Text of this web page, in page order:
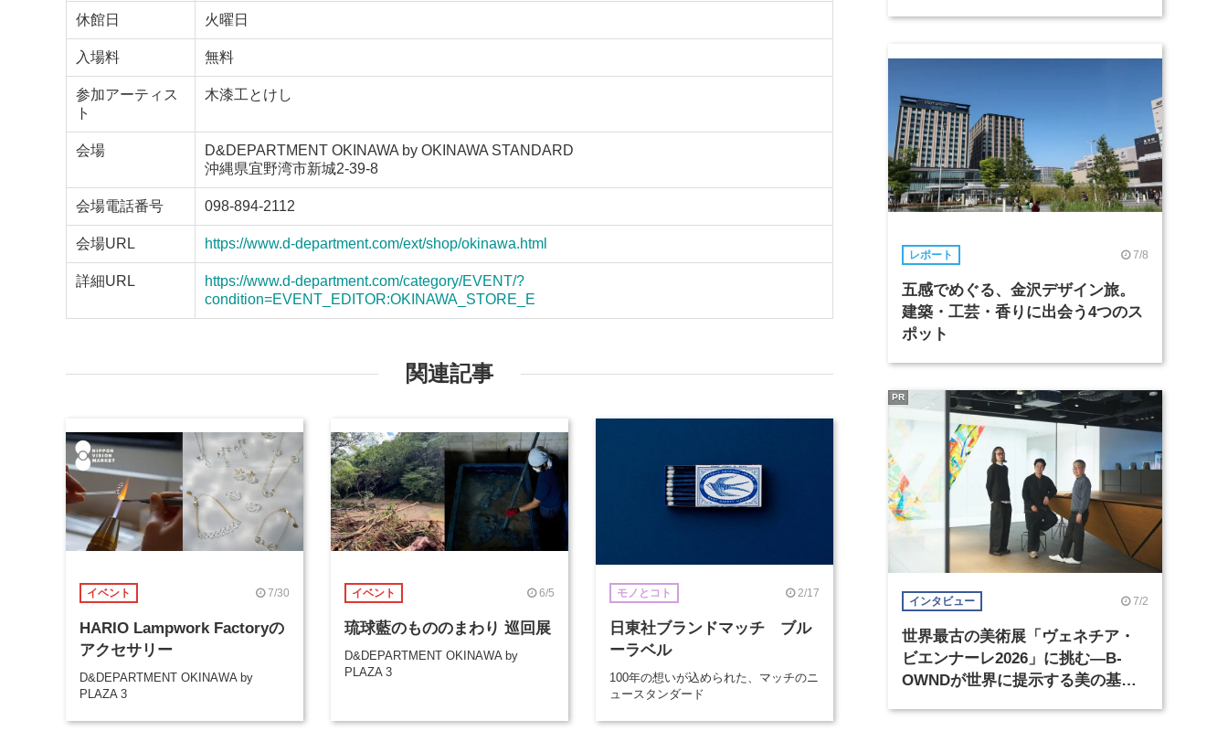
休館日 火曜日
入場料 無料
参加アーティス
ト
木漆工とけし
会場
D&DEPARTMENT OKINAWA by OKINAWA STANDARD
沖縄県宜野湾市新城2-39-8
会場電話番号 098-894-2112
会場URL https://www.d-department.com/ext/shop/okinawa.html
詳細URL
https://www.d-department.com/category/EVENT/?
condition=EVENT_EDITOR:OKINAWA_STORE_E
関連記事
イベント 7/30
HARIO Lampwork Factoryの
アクセサリー
D&DEPARTMENT OKINAWA by
PLAZA 3
イベント 6/5
琉球藍のもののまわり 巡回展
D&DEPARTMENT OKINAWA by
PLAZA 3
モノとコト 2/17
日東社ブランドマッチ ブル
ーラベル
100年の想いが込められた、マッチのニ
ュースタンダード
レポート 7/8
五感でめぐる、金沢デザイン旅。
建築・工芸・香りに出会う4つのス
ポット
インタビュー 7/2
世界最古の美術展「ヴェネチア・
ビエンナーレ2026」に挑む―B-
OWNDが世界に提示する美の基準
PR